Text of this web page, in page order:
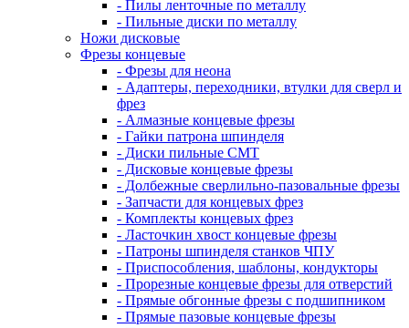
- Пилы ленточные по металлу
- Пильные диски по металлу
Ножи дисковые
Фрезы концевые
- Фрезы для неона
- Адаптеры, переходники, втулки для сверл и
фрез
- Алмазные концевые фрезы
- Гайки патрона шпинделя
- Диски пильные CMT
- Дисковые концевые фрезы
- Долбежные сверлильно-пазовальные фрезы
- Запчасти для концевых фрез
- Комплекты концевых фрез
- Ласточкин хвост концевые фрезы
- Патроны шпинделя станков ЧПУ
- Приспособления, шаблоны, кондукторы
- Прорезные концевые фрезы для отверстий
- Прямые обгонные фрезы с подшипником
- Прямые пазовые концевые фрезы